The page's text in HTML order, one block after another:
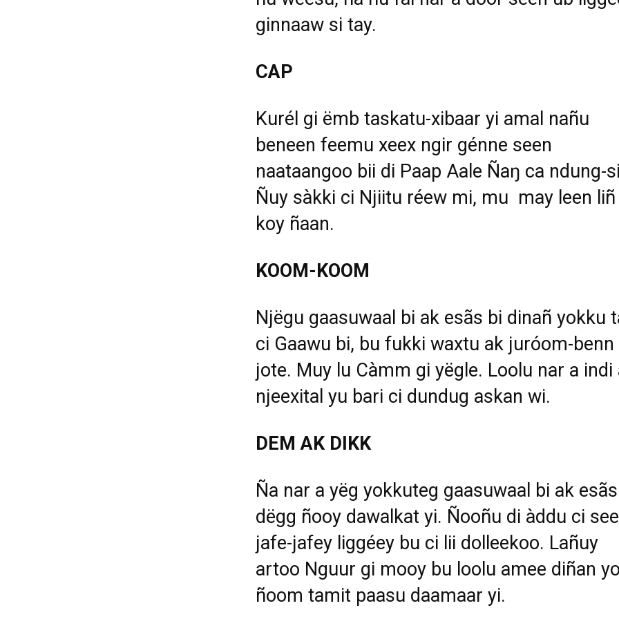
ginnaaw si tay.
CAP
Kurél gi ëmb taskatu-xibaar yi amal nañu
beneen feemu xeex ngir génne seen
naataangoo bii di Paap Aale Ñaŋ ca ndung-
Ñuy sàkki ci Njiitu réew mi, mu may leen liñ
koy ñaan.
KOOM-KOOM
Njëgu gaasuwaal bi ak esãs bi dinañ yokku
ci Gaawu bi, bu fukki waxtu ak juróom-benn
jote. Muy lu Càmm gi yëgle. Loolu nar a indi
njeexital yu bari ci dundug askan wi.
DEM AK DIKK
Ña nar a yëg yokkuteg gaasuwaal bi ak es
dëgg ñooy dawalkat yi. Ñooñu di àddu ci
jafe-jafey liggéey bu ci lii dolleekoo. Lañuy
artoo Nguur gi mooy bu loolu amee diñan
ñoom tamit paasu daamaar yi.